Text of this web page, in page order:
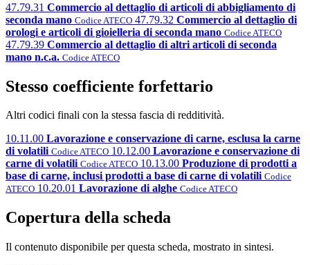
47.79.31 Commercio al dettaglio di articoli di abbigliamento di
seconda mano Codice ATECO 47.79.32 Commercio al dettaglio di
orologi e articoli di gioielleria di seconda mano Codice ATECO
47.79.39 Commercio al dettaglio di altri articoli di seconda
mano n.c.a. Codice ATECO
Stesso coefficiente forfettario
Altri codici finali con la stessa fascia di redditività.
10.11.00 Lavorazione e conservazione di carne, esclusa la carne
di volatili Codice ATECO 10.12.00 Lavorazione e conservazione di
carne di volatili Codice ATECO 10.13.00 Produzione di prodotti a
base di carne, inclusi prodotti a base di carne di volatili Codice
ATECO 10.20.01 Lavorazione di alghe Codice ATECO
Copertura della scheda
Il contenuto disponibile per questa scheda, mostrato in sintesi.